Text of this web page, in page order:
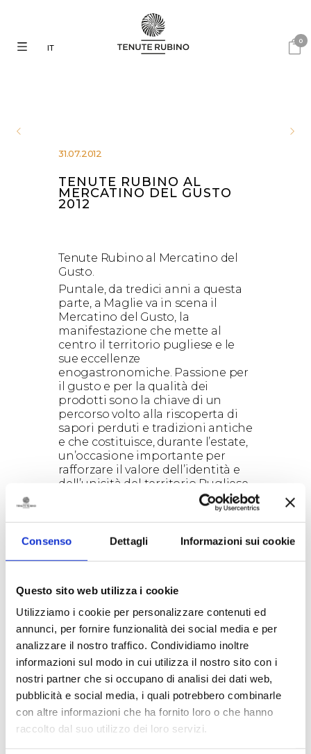
Consenso Dettagli Informazioni sui cookie
Questo sito web utilizza i cookie
Utilizziamo i cookie per personalizzare contenuti ed
annunci, per fornire funzionalità dei social media e per
analizzare il nostro traffico. Condividiamo inoltre
informazioni sul modo in cui utilizza il nostro sito con i
nostri partner che si occupano di analisi dei dati web,
pubblicità e social media, i quali potrebbero combinarle
con altre informazioni che ha fornito loro o che hanno
raccolto dal suo utilizzo dei loro servizi.
0
IT
31.07.2012
TENUTE RUBINO AL
MERCATINO DEL GUSTO
2012
Tenute Rubino al Mercatino del
Gusto.
Puntale, da tredici anni a questa
parte, a Maglie va in scena il
Mercatino del Gusto, la
manifestazione che mette al
centro il territorio pugliese e le
sue eccellenze
enogastronomiche. Passione per
il gusto e per la qualità dei
prodotti sono la chiave di un
percorso volto alla riscoperta di
sapori perduti e tradizioni antiche
e che costituisce, durante l’estate,
un’occasione importante per
rafforzare il valore dell’identità e
dell’unicità del territorio Pugliese
e del Salento in particolare.
Dall’1 al 5 agosto Tenute Rubino
stand nella Piazza del Vino, la
le strade del gusto e dei sapori.
Luigi Rubino e lo staff di Tenute
Rubino saranno lieti di fare
degustare agli appassionati del
buon vino una selezione di
diverse annate delle migliori
etichette aziendali che sarà
possibile anche acquistare.
I vini di Tenute Rubino in
degustazione.
I vini selezionati sono tutti